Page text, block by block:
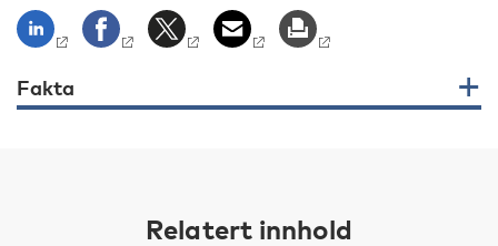
Fakta
Relatert innhold